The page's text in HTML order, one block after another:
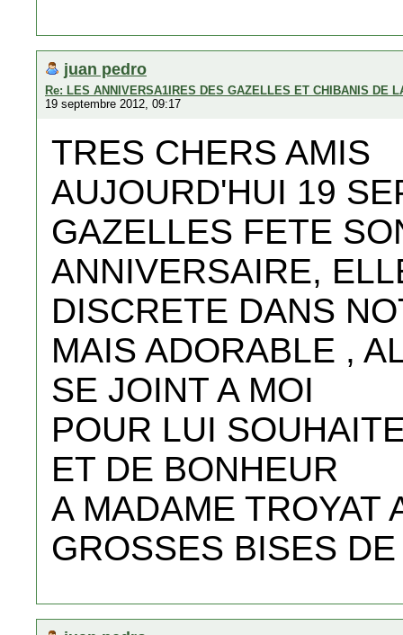
juan pedro
Re: LES ANNIVERSA1IRES DES GAZELLES ET CHIBANIS DE
19 septembre 2012, 09:17
TRES CHERS AMIS
AUJOURD'HUI 19
GAZELLES FETE
ANNIVERSAIRE,
DISCRETE DANS
MAIS ADORABLE ,
SE JOINT A MOI
POUR LUI
ET DE BONHEUR
A MADAME TROYAT
GROSSES BISES